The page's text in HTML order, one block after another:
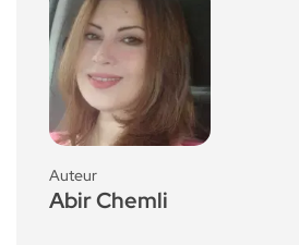
Auteur
Abir Chemli